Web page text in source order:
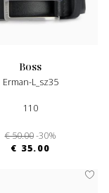
boss
Erman-L_sz35
110
€ 50.00 -30%
€ 35.00